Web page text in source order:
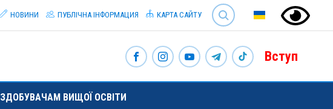
SEARCH
НОВИНИ ПУБЛІЧНА ІНФОРМАЦИЯ КАРТА САЙТУ
Вступ
ЗДОБУВАЧАМ ВИЩОЇ ОСВІТИ